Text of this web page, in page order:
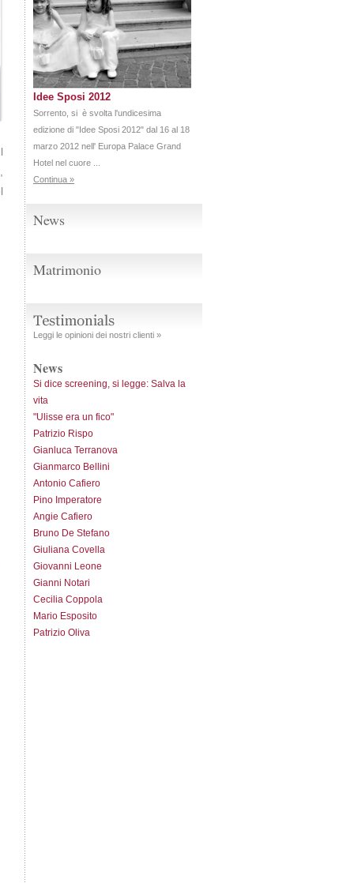
Idee Sposi 2012
Sorrento, si è svolta l'undicesima
edizione di "Idee Sposi 2012" dal 16 al 18
marzo 2012 nell' Europa Palace Grand
Hotel nel cuore ...
Continua »
News
Matrimonio
Leggi le opinioni dei nostri clienti »
News
Si dice screening, si legge: Salva la
vita
"Ulisse era un fico"
Patrizio Rispo
Gianluca Terranova
Gianmarco Bellini
Antonio Cafiero
Pino Imperatore
Angie Cafiero
Bruno De Stefano
Giuliana Covella
Giovanni Leone
Gianni Notari
Cecilia Coppola
Mario Esposito
Patrizio Oliva